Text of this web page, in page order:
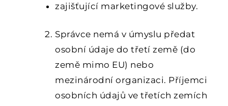
zajišťující marketingové služby.
Správce nemá v úmyslu předat
osobní údaje do třetí země (do
země mimo EU) nebo
mezinárodní organizaci. Příjemci
osobních údajů ve třetích zemích